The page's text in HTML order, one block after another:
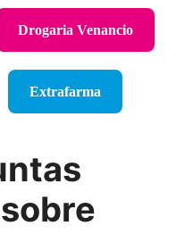
Drogaria Venancio
Extrafarma